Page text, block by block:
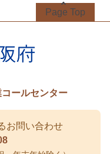
ト、その他)、糖類(果糖
、香辛料 / 増粘剤(加工
ミノ酸等)、甘味料(甘草)
Page Top
ールセンター
お問い合わせ